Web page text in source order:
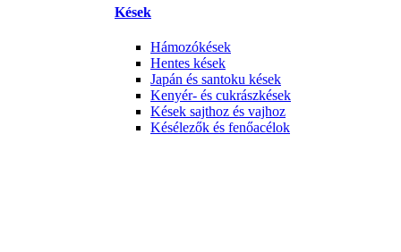
Kések
Hámozókések
Hentes kések
Japán és santoku kések
Kenyér- és cukrászkések
Kések sajthoz és vajhoz
Késélezők és fenőacélok